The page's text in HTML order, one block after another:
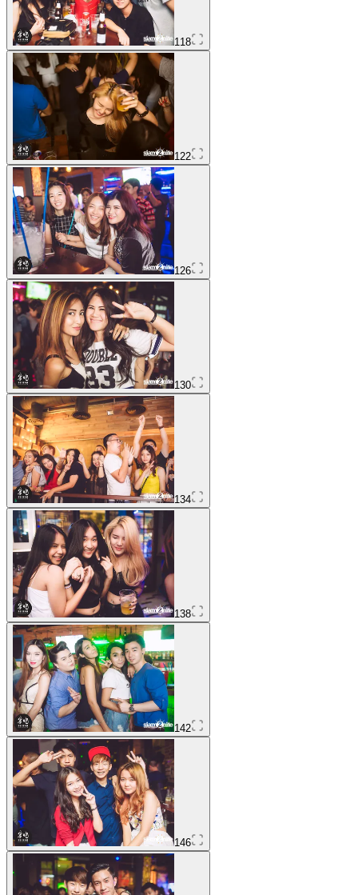
118
122
126
130
134
138
142
146